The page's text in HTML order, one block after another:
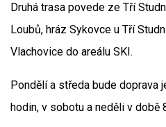
Druhá trasa povede ze Tří
Loubů, hráz Sykovce u Tří
Vlachovice do areálu SKI.
Pondělí a středa bude doprava
hodin, v sobotu a neděli v době